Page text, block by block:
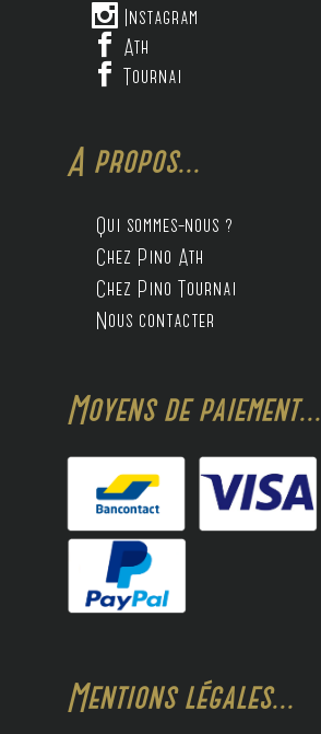
 Instagram
 Ath
 Tournai
A propos...
Qui sommes-nous ?
Chez Pino Ath
Chez Pino Tournai
Nous contacter
Moyens de paiement...
Mentions légales...